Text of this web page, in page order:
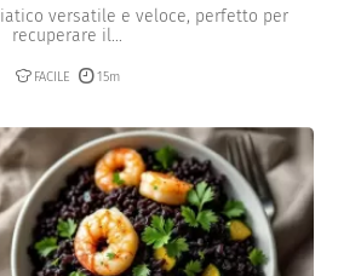
versatile e veloce, perfetto per
recuperare il...
FACILE 15m